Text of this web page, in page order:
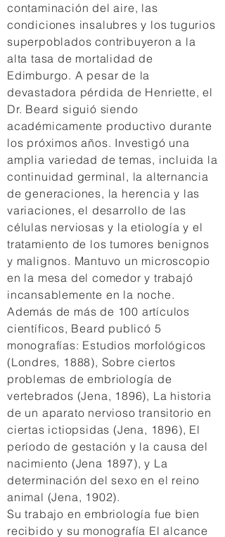
contaminación del aire, las
condiciones insalubres y los tugurios
superpoblados contribuyeron a la
alta tasa de mortalidad de
Edimburgo. A pesar de la
devastadora pérdida de Henriette, el
Dr. Beard siguió siendo
académicamente productivo durante
los próximos años. Investigó una
amplia variedad de temas, incluida la
continuidad germinal, la alternancia
de generaciones, la herencia y las
variaciones, el desarrollo de las
células nerviosas y la etiología y el
tratamiento de los tumores benignos
y malignos. Mantuvo un microscopio
en la mesa del comedor y trabajó
incansablemente en la noche.
Además de más de 100 artículos
científicos, Beard publicó 5
monografías: Estudios morfológicos
(Londres, 1888), Sobre ciertos
problemas de embriología de
vertebrados (Jena, 1896), La historia
de un aparato nervioso transitorio en
ciertas ictiopsidas (Jena, 1896), El
período de gestación y la causa del
nacimiento (Jena 1897), y La
determinación del sexo en el reino
animal (Jena, 1902).
Su trabajo en embriología fue bien
recibido y su monografía El alcance